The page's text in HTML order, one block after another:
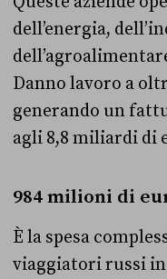
dell’energia,
Danno lavoro a
generando un
agli 8,8 miliardi di
984 milioni di
È la spesa
viaggiatori russi